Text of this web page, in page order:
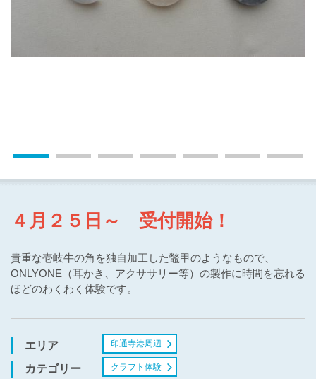
４月２５日～ 受付開始！
貴重な壱岐牛の角を独自加工した鼈甲のようなもので、
ONLYONE（耳かき、アクササリー等）の製作に時間を忘れる
ほどのわくわく体験です。
エリア 印通寺港周辺
カテゴリー クラフト体験